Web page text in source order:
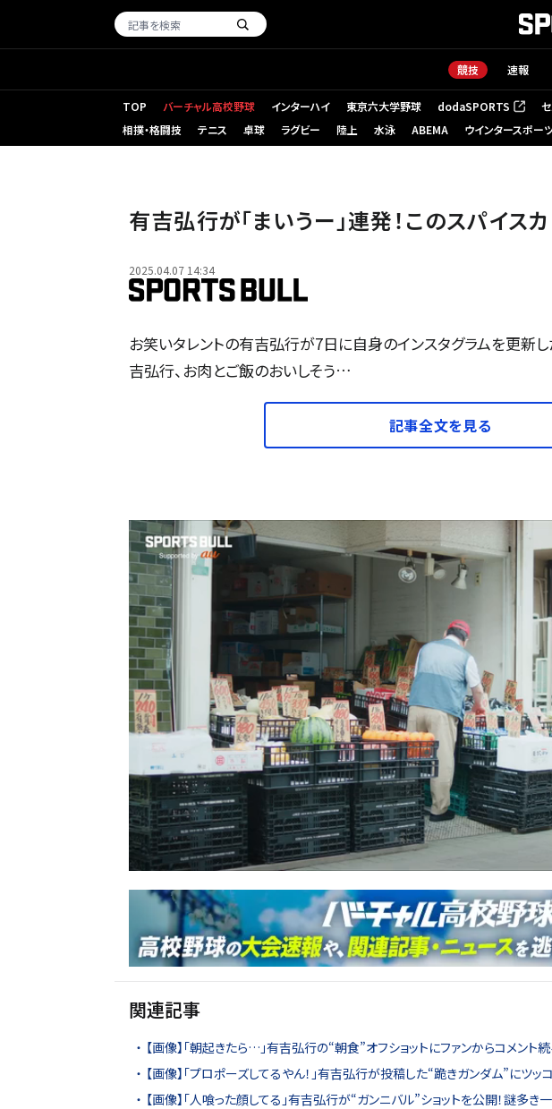
競技 速報
TOP バーチャル高校野球 インターハイ 東京六大学野球 dodaSPORTS
（新しいタブで開く）
相撲・格闘技
テニス 卓球 ラグビー 陸上 水泳 ABEMA ウインタースポー
有吉弘行が「まいうー」連発！このスパイスカ
2025.04.07 14:34
お笑いタレントの有吉弘行が7日に自身のインスタグラムを更新し
吉弘行、お肉とご飯のおいしそう…
記事全文を見る
関連記事
【画像】「朝起きたら…」有吉弘行の“朝食”オフショットにファンからコメント続
【画像】「プロポーズしてるやん！」有吉弘行が投稿した“跪きガンダム”にツッ
【画像】「人喰った顔してる」有吉弘行が“ガンニバル”ショットを公開！謎多き